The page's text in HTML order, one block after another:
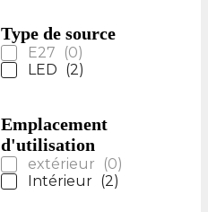
Type de source
E27 (0)
LED (2)
Emplacement
d'utilisation
extérieur (0)
Intérieur (2)